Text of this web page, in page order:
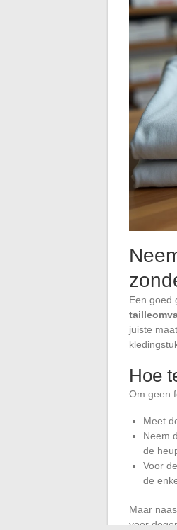
Een goed
juiste
Hoe
Om geen
Meet
Neem
de
Voor de
de
Maar
voor